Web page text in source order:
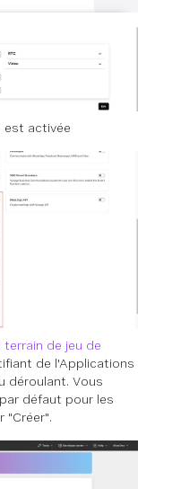
est activée
terrain de jeu de
de l'Applications
déroulant. Vous
défaut pour les
"Créer".